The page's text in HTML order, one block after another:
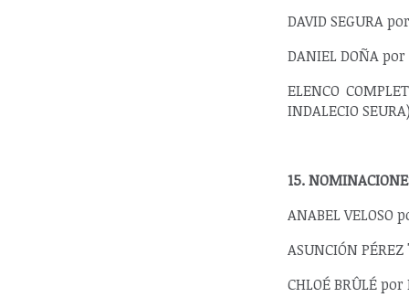
DAVID SEGURA
DANIEL DOÑA
ELENCO
INDALECIO
15.
ANABEL
ASUNCIÓN
CHLOÉ BRÛLÉ